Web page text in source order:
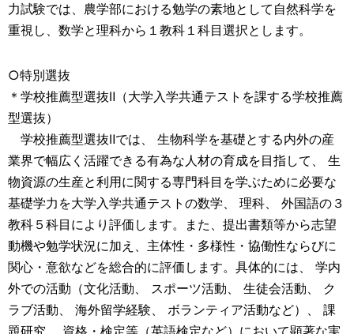
力試験では、農学部における勉学の素地として自然科学を
重視し、数学と理科から１教科１科目選択とします。
○特別選抜
＊学校推薦型選抜Ⅱ（大学入学共通テストを課する学校推薦
型選抜）
学校推薦型選抜Ⅱでは、 生物科学を基礎とする内外の産
業界で幅広く活躍できる有為な人材の育成を目指して、 生
物資源の生産と利用に関する専門科目を学ぶために必要な
基礎学力を大学入学共通テストの数学、 理科、 外国語の３
教科５科目により評価します。また、提出書類等から志望
動機や勉学状況に加え、主体性・多様性・協働性ならびに
関心・意欲などを総合的に評価します。具体的には、 学内
外での活動（文化活動、 スポーツ活動、 生徒会活動、 ク
ラブ活動、 海外留学経験、 ボランティア活動など）、 課
題研究、 資格・検定等（英語検定など）において顕著な実